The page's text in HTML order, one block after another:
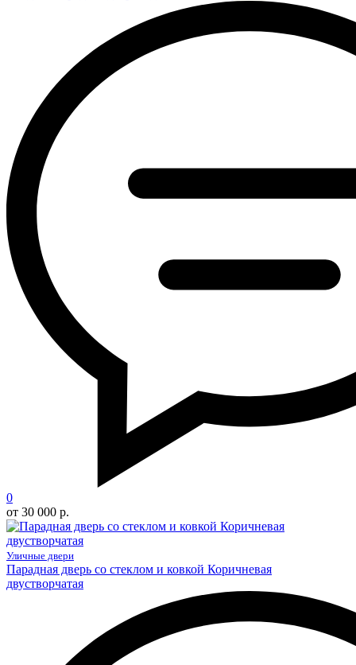
0
от 30 000 р.
Уличные двери
Парадная дверь со стеклом и ковкой Коричневая
двустворчатая